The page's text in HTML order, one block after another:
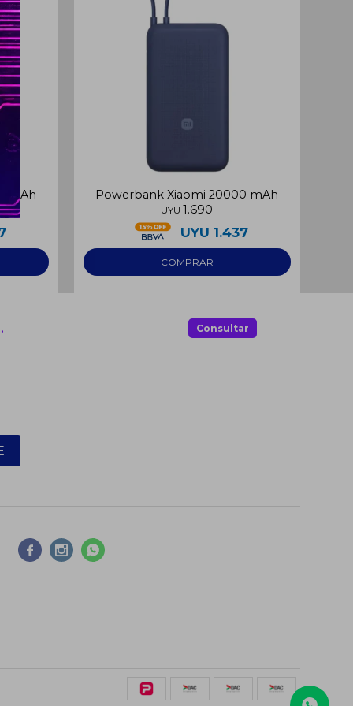
mAh Powerbank Xiaomi 20000 mAh
UYU 1.690
UYU 1.437
Consultar
  